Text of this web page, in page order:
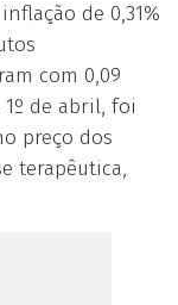
de 0,31%
com 0,09
de abril, foi
preço dos
terapêutica,